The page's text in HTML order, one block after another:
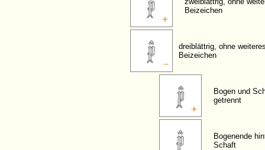
Beizeichen
dreiblättrig, ohne
Beizeichen
Bogen und
getrennt
Bogenende
Schaft